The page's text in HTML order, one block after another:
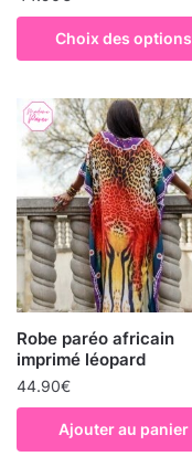
Choix des options
Robe paréo africain
imprimé léopard
44.90€
Ajouter au panier